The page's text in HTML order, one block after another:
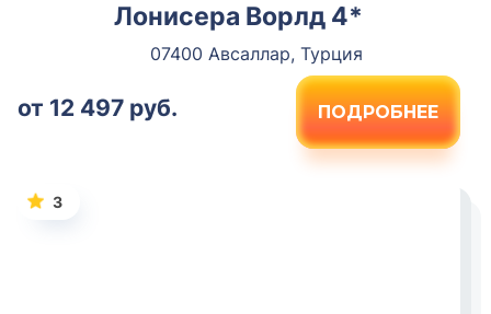
Лонисера Ворлд 4*
07400 Авсаллар, Турция
от 12 497 руб. ПОДРОБНЕЕ
3